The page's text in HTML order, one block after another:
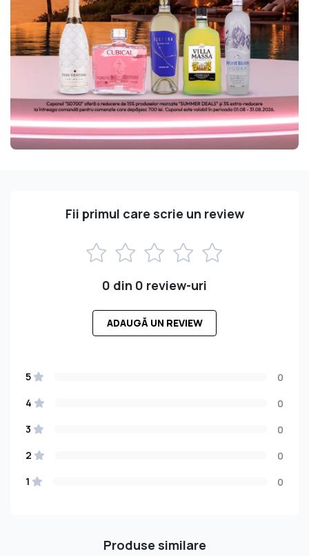
Fii primul care scrie un review
0 din 0 review-uri
ADAUGĂ UN REVIEW
5
0
4
0
3
0
2
0
1
0
Produse similare